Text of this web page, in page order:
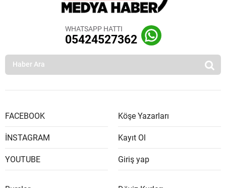
WHATSAPP HATTI
05424527362
FACEBOOK
İNSTAGRAM
YOUTUBE
Köşe Yazarları
Kayıt Ol
Giriş yap